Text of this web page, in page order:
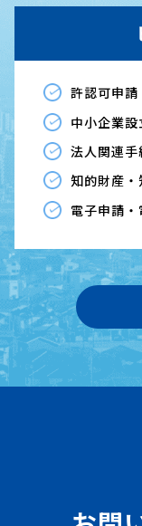
許認可申請
中小企業
法人関連
知的財産・
電子申請